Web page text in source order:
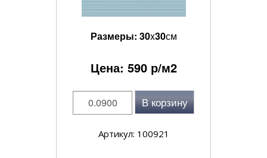
Размеры: 30x30см
Цена: 590р/м2
В корзину
Артикул: 100921